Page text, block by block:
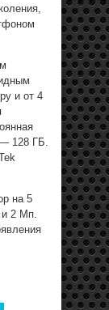
и от 4
128 ГБ.
на 5
2 Мп.